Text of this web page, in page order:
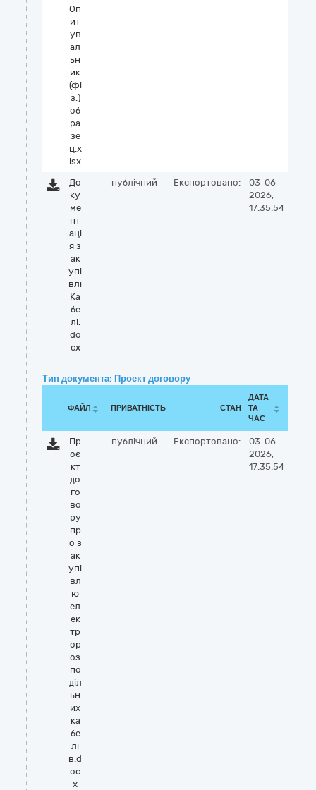
Оп
ит
ув
ал
ьн
ик
(фі
з.)
об
ра
зе
ц.x
lsx
До
ку
ме
нт
аці
я з
ак
упі
влі
Ка
бе
лі.
do
cx
публічний Експортовано:
03-06-
2026,
17:35:54
Тип документа: Проект договору
ФАЙЛ ПРИВАТНІСТЬ СТАН
ДАТА
ТА
ЧАС
Пр
оє
кт
до
го
во
ру
пр
о з
ак
упі
вл
ю
ел
ек
тр
ор
оз
по
діл
ьн
их
ка
бе
лі
в.d
oc
x
публічний Експортовано:
03-06-
2026,
17:35:54